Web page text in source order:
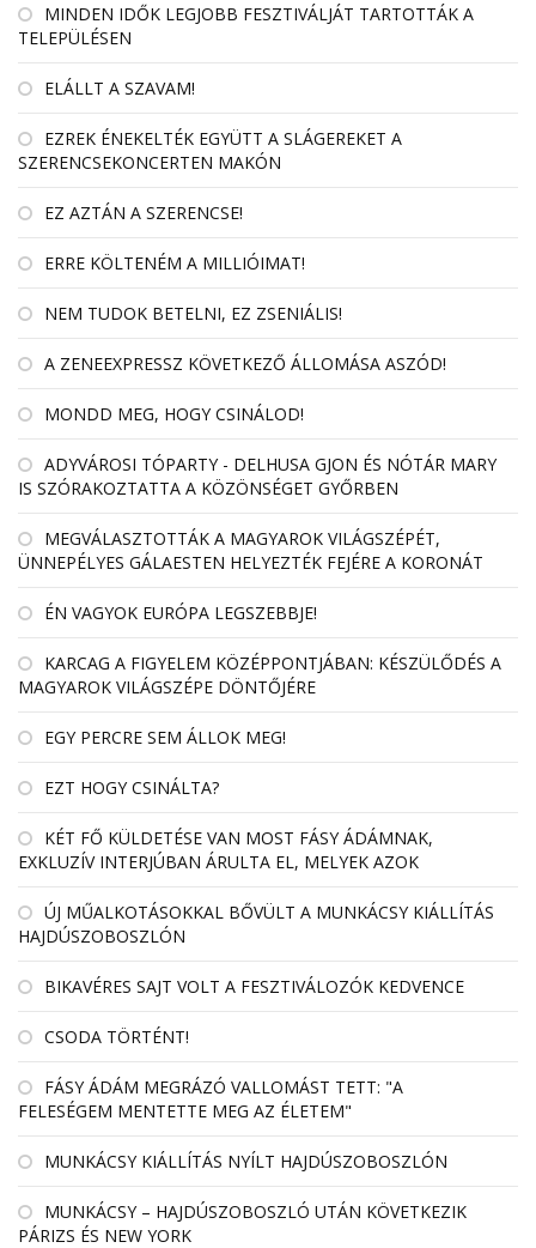
MINDEN IDŐK LEGJOBB FESZTIVÁLJÁT TARTOTTÁK A
TELEPÜLÉSEN
ELÁLLT A SZAVAM!
EZREK ÉNEKELTÉK EGYÜTT A SLÁGEREKET A
SZERENCSEKONCERTEN MAKÓN
EZ AZTÁN A SZERENCSE!
ERRE KÖLTENÉM A MILLIÓIMAT!
NEM TUDOK BETELNI, EZ ZSENIÁLIS!
A ZENEEXPRESSZ KÖVETKEZŐ ÁLLOMÁSA ASZÓD!
MONDD MEG, HOGY CSINÁLOD!
ADYVÁROSI TÓPARTY - DELHUSA GJON ÉS NÓTÁR MARY
IS SZÓRAKOZTATTA A KÖZÖNSÉGET GYŐRBEN
MEGVÁLASZTOTTÁK A MAGYAROK VILÁGSZÉPÉT,
ÜNNEPÉLYES GÁLAESTEN HELYEZTÉK FEJÉRE A KORONÁT
ÉN VAGYOK EURÓPA LEGSZEBBJE!
KARCAG A FIGYELEM KÖZÉPPONTJÁBAN: KÉSZÜLŐDÉS A
MAGYAROK VILÁGSZÉPE DÖNTŐJÉRE
EGY PERCRE SEM ÁLLOK MEG!
EZT HOGY CSINÁLTA?
KÉT FŐ KÜLDETÉSE VAN MOST FÁSY ÁDÁMNAK,
EXKLUZÍV INTERJÚBAN ÁRULTA EL, MELYEK AZOK
ÚJ MŰALKOTÁSOKKAL BŐVÜLT A MUNKÁCSY KIÁLLÍTÁS
HAJDÚSZOBOSZLÓN
BIKAVÉRES SAJT VOLT A FESZTIVÁLOZÓK KEDVENCE
CSODA TÖRTÉNT!
FÁSY ÁDÁM MEGRÁZÓ VALLOMÁST TETT: "A
FELESÉGEM MENTETTE MEG AZ ÉLETEM"
MUNKÁCSY KIÁLLÍTÁS NYÍLT HAJDÚSZOBOSZLÓN
MUNKÁCSY – HAJDÚSZOBOSZLÓ UTÁN KÖVETKEZIK
PÁRIZS ÉS NEW YORK